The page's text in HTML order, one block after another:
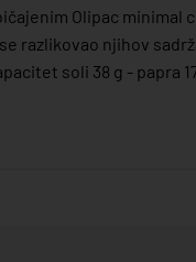
Olipac
razlikovao njihov
soli 38 g - papra